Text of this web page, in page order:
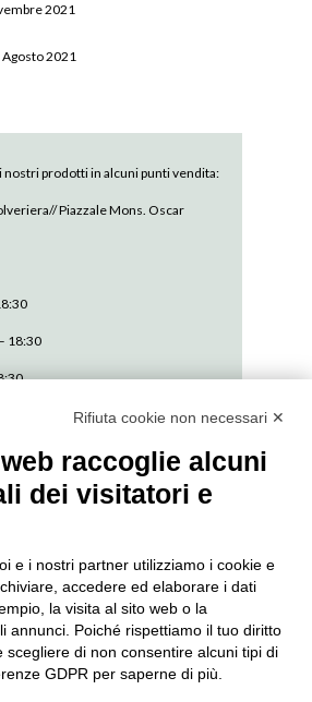
2021
Agosto 2021
nostri prodotti in alcuni punti vendita:
Piazzale Mons. Oscar
18:30
SEDE AMMINISTRATIVA // via De Pisis 9,
Emilia ITALY// P. IVA: 01541120356//
Rifiuta cookie non necessari ✕
raccoglie alcuni
dei visitatori e
e i nostri partner utilizziamo i cookie e
accedere ed elaborare i dati
la visita al sito web o la
annunci. Poiché rispettiamo il tuo diritto
scegliere di non consentire alcuni tipi di
GDPR per saperne di più.